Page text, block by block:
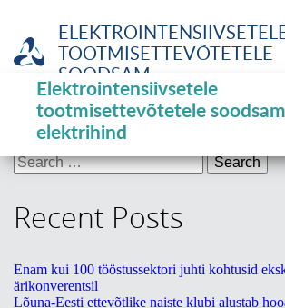
TOOTMISETTEVÕTETELE
SOODSAM...
ETTEVÕTJA
MTÜ
TUTVUSTUS
Elektrointensiivsetele
tootmisettevõtetele soodsam
elektrihind
News tags:toetus
Search
for:
Recent Posts
Enam kui 100 tööstussektori juhti kohtusid
ärikonverentsil
Lõuna-Eesti ettevõtlike naiste klubi alustab